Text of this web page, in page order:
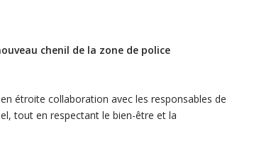
chenil de la zone de police
étroite collaboration avec les responsables de
tout en respectant le bien-être et la